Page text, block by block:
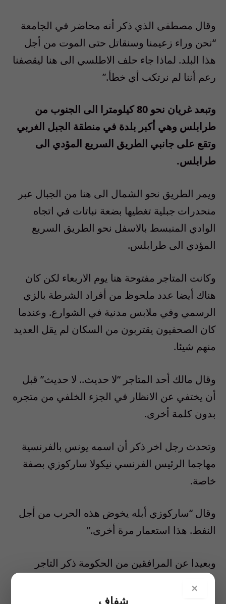
وقال مصطفى الذي ذكر أنه محاضر في الجامعة
“نحن وراء زعيمنا وسنقاتل حتى الموت من أجل
هذا البلد. لماذا جاء حلف الاطلسي الى هنا ليقصفنا
رعم أننا لم نرتكب أي خطأ.”
وتبعد غريان نحو 80 كيلومترا الى الجنوب من
طرابلس وهي أكبر بلدة في منطقة الجبل الغربي
وتقع على جانبي الطريق السريع المؤدي الى
طرابلس.
ويمر الطريق نحو الشمال الى هنا من الجبال عبر
منحدرات جبلية تغطيها بضعة نباتات في اتجاه
الوادي المنبسط بالاسفل نحو الطريق السريع
المؤدي الى طرابلس.
وكانت المتاجر مفتوحة هنا يوم الاربعاء لكن كان
هناك أيضا عدد ملحوظ من أفراد الشرطة بالزي
الرسمي وفي ملابس مدنية في الشوارع. وعندما
كان الصحفيون يقتربون من السكان لم يقل العديد
منهم شيئا.
وقال مالك أحد المتاجر “لا حديث.. لا حديث” قبل
أن يختفي عن الانظار في الجزء الخلفي من متجره
بدون كلمة أخرى.
وتحدث رجل اخر ذكر أن اسمه يونس بالفرنسية
مهاجما الرئيس الفرنسي نيكولا ساركوزي بصفة
خاصة.
وقال “ساركوزي أبله يخوض هذه الحرب من أجل
النفط. هذا استعمار مرة أخرى.”
وبعيدا عن المرافقين من الحكومة ذكر التاجر
محمد أن معظم سكان غريان يتطلعون الى وصول
×
شفاف